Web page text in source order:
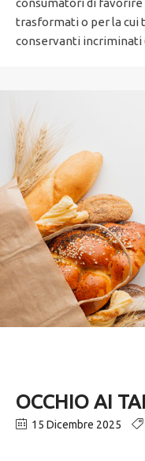
consumatori di
trasformati o per la cui
conservanti incriminati
OCCHIO AI
15 Dicembre 2025